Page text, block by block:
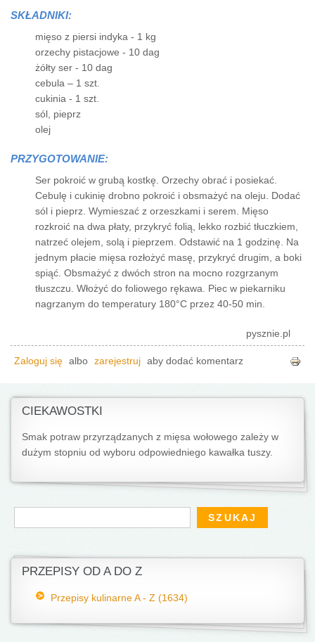
SKŁADNIKI:
mięso z piersi indyka - 1 kg
orzechy pistacjowe - 10 dag
żółty ser - 10 dag
cebula – 1 szt.
cukinia - 1 szt.
sól, pieprz
olej
PRZYGOTOWANIE:
Ser pokroić w grubą kostkę. Orzechy obrać i posiekać.
Cebulę i cukinię drobno pokroić i obsmażyć na oleju. Dodać
sól i pieprz. Wymieszać z orzeszkami i serem. Mięso
rozkroić na dwa płaty, przykryć folią, lekko rozbić tłuczkiem,
natrzeć olejem, solą i pieprzem. Odstawić na 1 godzinę. Na
jednym płacie mięsa rozłożyć masę, przykryć drugim, a boki
spiąć. Obsmażyć z dwóch stron na mocno rozgrzanym
tłuszczu. Włożyć do foliowego rękawa. Piec w piekarniku
nagrzanym do temperatury 180°C przez 40-50 min.
pysznie.pl
Zaloguj się albo zarejestruj aby dodać komentarz
CIEKAWOSTKI
Smak potraw przyrządzanych z mięsa wołowego zależy w
dużym stopniu od wyboru odpowiedniego kawałka tuszy.
Formularz wyszukiwania
Szukaj
PRZEPISY OD A DO Z
Przepisy kulinarne A - Z (1634)